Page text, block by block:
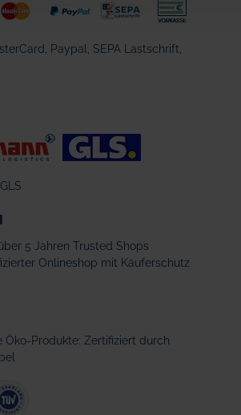
Paypal, SEPA Lastschrift,
5 Jahren Trusted Shops
Onlineshop mit Käuferschutz
Öko-Produkte: Zertifiziert durch